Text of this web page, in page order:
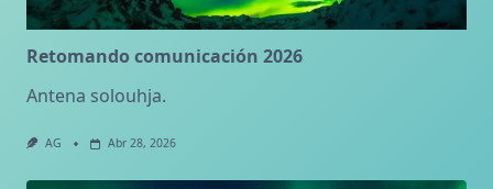
Retomando comunicación 2026
Antena solouhja.
AG Abr 28, 2026